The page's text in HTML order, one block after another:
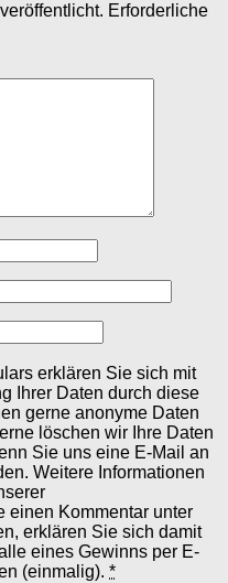
Erforderliche
erklären Sie sich mit
Ihrer Daten durch diese
gerne anonyme Daten
löschen wir Ihre Daten
Sie uns eine E-Mail an
Weitere Informationen
einen Kommentar unter
erklären Sie sich damit
eines Gewinns per E-
(einmalig). *